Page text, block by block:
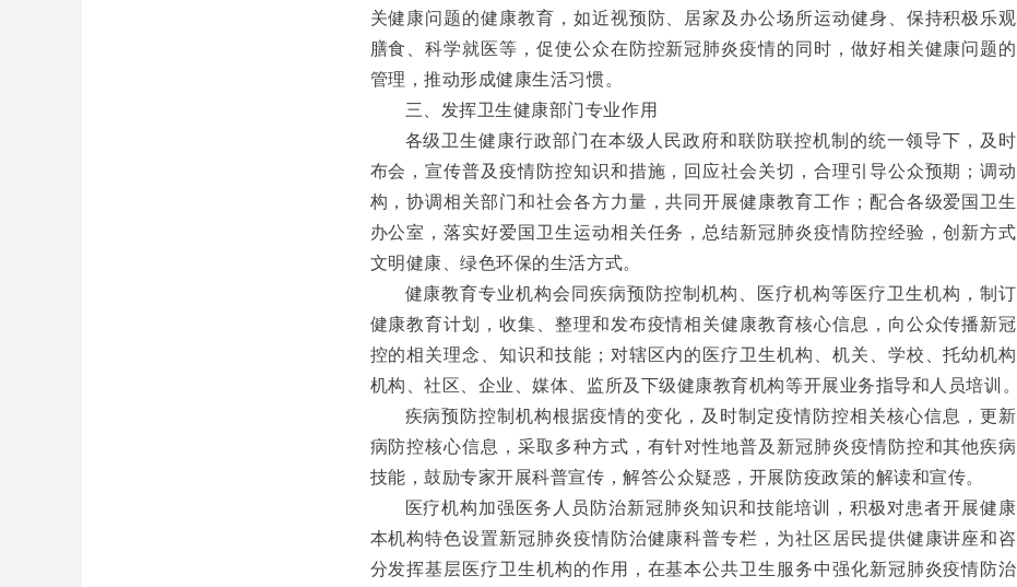
关健康问题的健康教育，如近视预防、居家及办公场所运动健身、保持积极乐
膳食、科学就医等，促使公众在防控新冠肺炎疫情的同时，做好相关健康问题
管理，推动形成健康生活习惯。
三、发挥卫生健康部门专业作用
各级卫生健康行政部门在本级人民政府和联防联控机制的统一领导下，及
布会，宣传普及疫情防控知识和措施，回应社会关切，合理引导公众预期；调
构，协调相关部门和社会各方力量，共同开展健康教育工作；配合各级爱国卫
办公室，落实好爱国卫生运动相关任务，总结新冠肺炎疫情防控经验，创新方
文明健康、绿色环保的生活方式。
健康教育专业机构会同疾病预防控制机构、医疗机构等医疗卫生机构，制
健康教育计划，收集、整理和发布疫情相关健康教育核心信息，向公众传播新
控的相关理念、知识和技能；对辖区内的医疗卫生机构、机关、学校、托幼机
机构、社区、企业、媒体、监所及下级健康教育机构等开展业务指导和人员培训。
疾病预防控制机构根据疫情的变化，及时制定疫情防控相关核心信息，更
病防控核心信息，采取多种方式，有针对性地普及新冠肺炎疫情防控和其他疾
技能，鼓励专家开展科普宣传，解答公众疑惑，开展防疫政策的解读和宣传。
医疗机构加强医务人员防治新冠肺炎知识和技能培训，积极对患者开展健
本机构特色设置新冠肺炎疫情防治健康科普专栏，为社区居民提供健康讲座和
分发挥基层医疗卫生机构的作用，在基本公共卫生服务中强化新冠肺炎疫情防治